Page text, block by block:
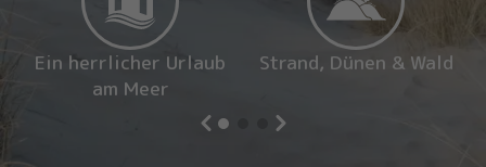
Ein herrlicher Urlaub
am Meer
Strand, Dünen & Wald